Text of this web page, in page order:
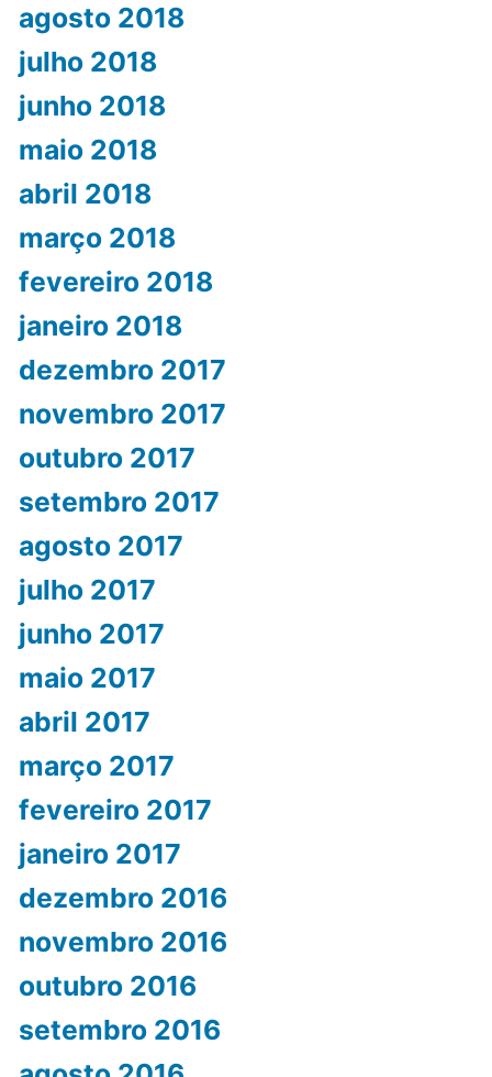
agosto 2018
julho 2018
junho 2018
maio 2018
abril 2018
março 2018
fevereiro 2018
janeiro 2018
dezembro 2017
novembro 2017
outubro 2017
setembro 2017
agosto 2017
julho 2017
junho 2017
maio 2017
abril 2017
março 2017
fevereiro 2017
janeiro 2017
dezembro 2016
novembro 2016
outubro 2016
setembro 2016